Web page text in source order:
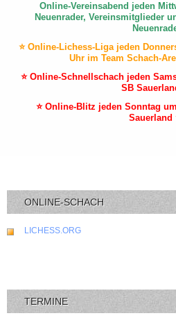
Online-Vereinsabend jeden
Neuenrader, Vereinsmitglieder
⭐ Online-Lichess-Liga jeden
Uhr im Team Schach-
⭐ Online-Schnellschach jeden
SB
⭐ Online-Blitz jeden Sonntag
Sauerland
ONLINE-SCHACH
LICHESS.ORG
TERMINE